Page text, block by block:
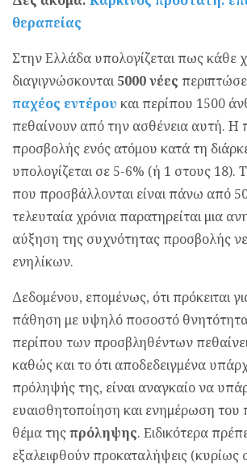
θεραπείας
Στην Ελλάδα υπολογίζεται πως κάθε
διαγιγνώσκονται5000 νέες
παχέος εντέρου και περίπου 1500
πεθαίνουν από την ασθένεια αυτή. Η
προσβολής ενός ατόμου κατά τη
υπολογίζεται σε 5-6% (ή 1 στους 18).
που προσβάλλονται είναι πάνω από
τελευταία χρόνια παρατηρείται μια
αύξηση της συχνότητας προσβολής
ενηλίκων.
Δεδομένου, επομένως, ότι πρόκειται
πάθηση με υψηλό ποσοστό
περίπου των προσβληθέντων
καθώς και το ότι αποδεδειγμένα
πρόληψής της, είναι αναγκαίο να
ευαισθητοποίηση και ενημέρωση
θέμα τηςπρόληψης. Ειδικότερα
εξαλειφθούν προκαταλήψεις (κυρίως